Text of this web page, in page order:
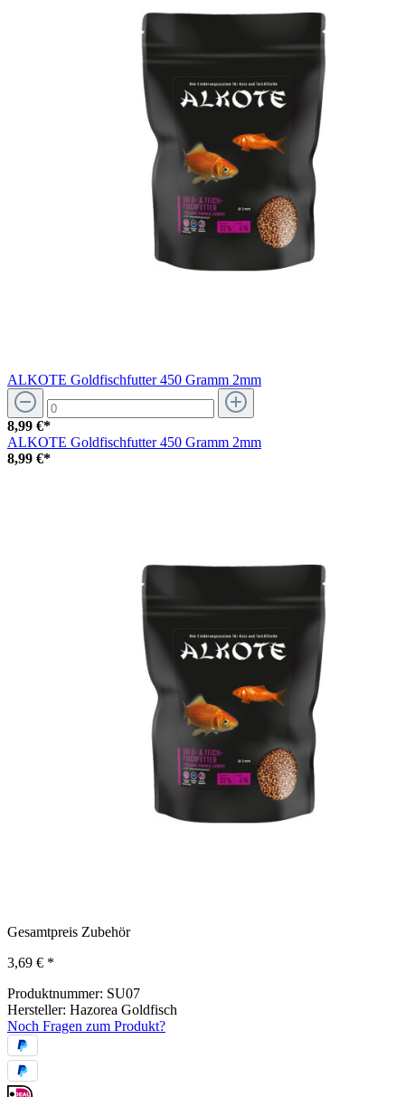
ALKOTE Goldfischfutter 450 Gramm 2mm
8,99 €*
ALKOTE Goldfischfutter 450 Gramm 2mm
8,99 €*
Gesamtpreis Zubehör
3,69 € *
Produktnummer: SU07
Hersteller: Hazorea Goldfisch
Noch Fragen zum Produkt?